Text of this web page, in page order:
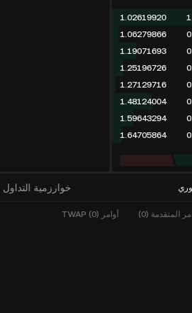
خوارزمية التداول
1.02619920
1.06279866
1.19071693
1.25196726
1.27129716
1.48124004
1.59643294
1.64705864
المتقدمة (0) أوامر TWAP (0)